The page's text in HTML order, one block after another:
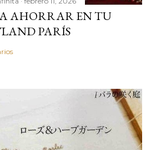
AHORRAR EN TU
PARÍS